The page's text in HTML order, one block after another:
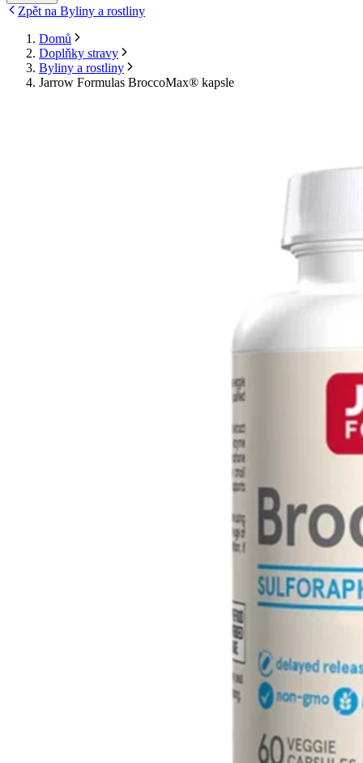
Zpět na Byliny a rostliny
Domů
Doplňky stravy
Byliny a rostliny
Jarrow Formulas BroccoMax® kapsle